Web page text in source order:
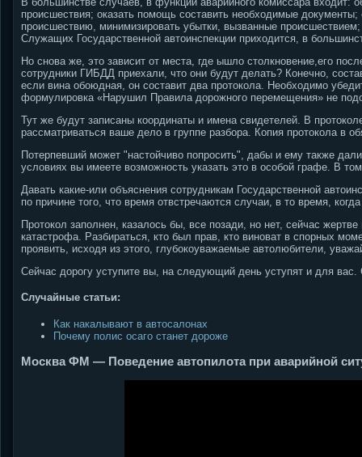
происшествия; оказать помощь составить необходимые
происшествию, минимизировать убытки, вызванные
Служащих Государственной автоинспекции приходится, в
Но снова же, это зависит от места, где ышло столкновение,его
сотрудники ГИБДД приехали, что они будут делать? Конечно,
если вина обоюдная, он составит два протокола. Необходимо
формулировка «Нарушил Правила дорожного перемещения» не
Тут же будут записаны координаты и имена свидетелей. В
рассматриваться ваше дело в группе разбора. Копия протокола в
Потерпевший может "настойчиво попросить", дабы и ему также
условиях вы имеете возможность указать это в особой графе. В
Давать какие-или объяснения сотрудникам Государственной
по причине того, что время отвстречаются случаи, в то время,
Протокол заполнен, казалось бы, все позади, но нет, сейчас
катастрофа. Разбираться, кто был прав, кто виноват в спорных
проявить, исходя из этого, глубокоуважаемые автолюбители,
Сейчас дорогу уступите вы, на следующий день уступят и для
Случайные статьи:
Как накалывают в автосалонах
Почему полис осаго станет дороже
Москва ФМ — Поведение автопилота при аварийной